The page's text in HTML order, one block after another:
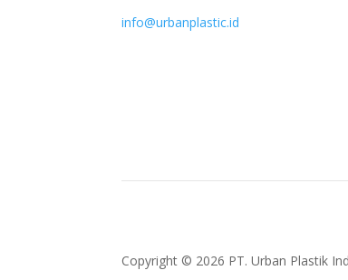
info@urbanplastic.id
Copyright © 2026 PT. Urban Plastik